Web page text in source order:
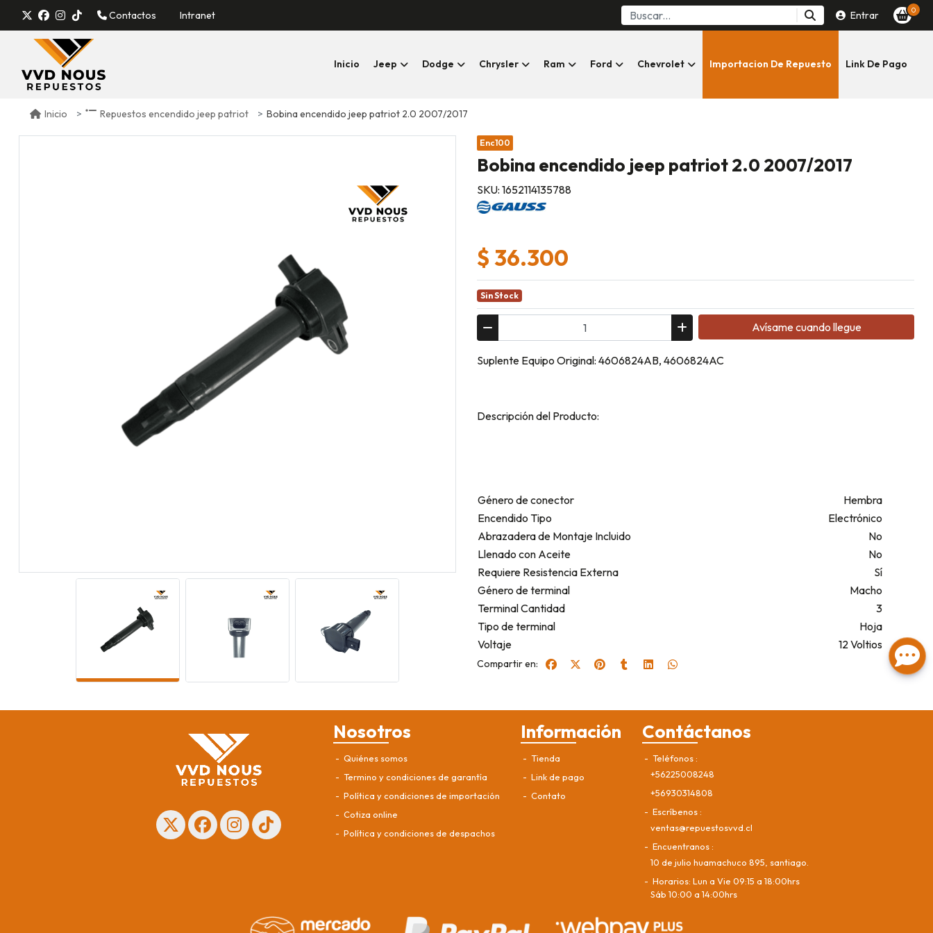
Contactos Intranet Entrar 0
Inicio Jeep Dodge Chrysler Ram Ford Chevrolet Importacion De Repuesto Link De Pago
Inicio Repuestos encendido jeep patriot Bobina encendido jeep patriot 2.0 2007/2017
Enc100
Bobina encendido jeep patriot 2.0 2007/2017
SKU: 1652114135788
$ 36.300
Sin Stock
Avísame cuando llegue
Suplente Equipo Original: 4606824AB, 4606824AC
Descripción del Producto:
Género de conector
Hembra
Encendido Tipo
Electrónico
Abrazadera de Montaje Incluido
No
Llenado con Aceite
No
Requiere Resistencia Externa
Sí
Género de terminal
Macho
Terminal Cantidad
3
Tipo de terminal
Hoja
Voltaje
12 Voltios
Compartir en:
Nosotros
Quiénes somos
Termino y condiciones de garantía
Política y condiciones de importación
Cotiza online
Política y condiciones de despachos
Información
Tienda
Link de pago
Contato
Contáctanos
Teléfonos
+56225008248
+56930314808
Escríbenos
ventas@repuestosvvd.cl
Encuentranos
10 de julio huamachuco 895, santiago.
Horarios: Lun a Vie 09:15 a 18:00hrs
Sáb 10:00 a 14:00hrs